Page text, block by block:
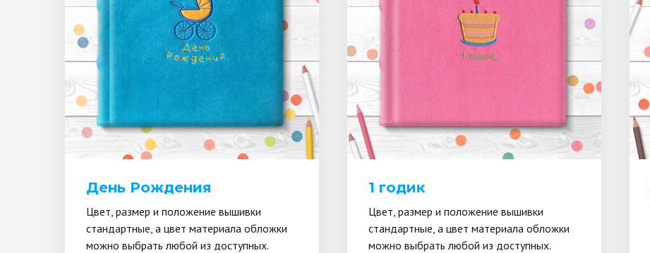
День Рождения
Цвет, размер и положение вышивки
стандартные, а цвет материала обложки
можно выбрать любой из доступных.
1 годик
Цвет, размер и положение вышивки
стандартные, а цвет материала обложки
можно выбрать любой из доступных.